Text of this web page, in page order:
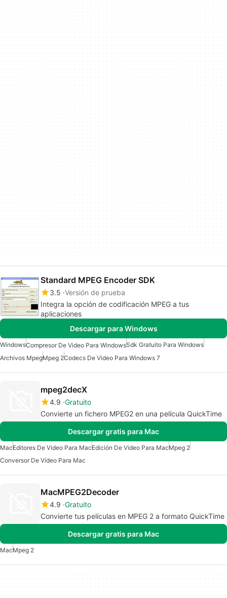
Standard MPEG Encoder SDK
3.5 Versión de prueba
Integra la opción de codificación MPEG a tus
aplicaciones
Descargar para Windows
WindowsCompresor De Video Para WindowsSdk Gratuito Para Windows
Archivos MpegMpeg 2Codecs De Video Para Windows 7
mpeg2decX
4.9 Gratuito
Convierte un fichero MPEG2 en una película QuickTime
Descargar gratis para Mac
MacEditores De Video Para MacEdición De Video Para MacMpeg 2
Conversor De Vídeo Para Mac
MacMPEG2Decoder
4.9 Gratuito
Convierte tus películas en MPEG 2 a formato QuickTime
Descargar gratis para Mac
MacMpeg 2